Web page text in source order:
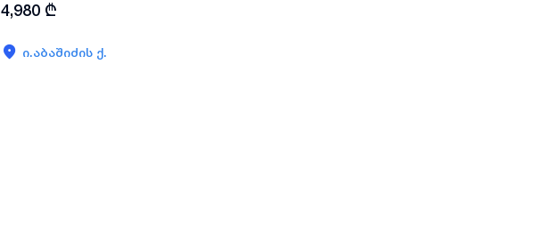
4,980 ₾
ი.აბაშიძის ქ.